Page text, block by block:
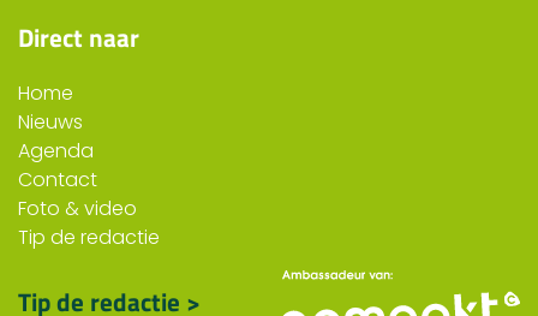
Direct naar
Home
Nieuws
Agenda
Contact
Foto & video
Tip de redactie
Tip de redactie >